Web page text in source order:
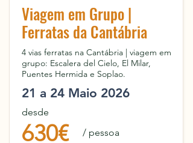
Viagem em Grupo |
Ferratas da Cantábria
4 vias ferratas na Cantábria | viagem em
grupo: Escalera del Cielo, El Milar,
Puentes Hermida e Soplao.
21 a 24 Maio 2026
desde
630€ / pessoa